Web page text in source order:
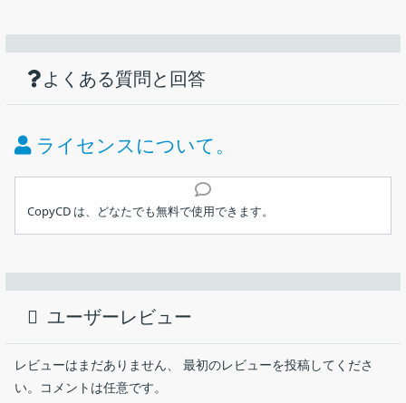
CD、DVD、BluRay のコピーを作成するツ
ール
向けのフリーソフト。CD、DVD、BluRay を ハードディスクに
にコピーしたり、ISO ファイルをディスクに書き込むことができ
ます。
CopyCD の概要
CD、DVD、BluRay をコピーし、ハードディスクに ISO ファ
イルで保存します。
できます。
DVD、BluRay ディスクに書き込みます。
CopyCd は使いやすく、広告ウェアなしで無料です。
CopyCD は、保護された映画 DVD をコピーしません。
価格：
メーカー：
最終更新日： 11か月前 (2025/09/04)
ダウンロード数：
ユーザーインターフェース
使い方
インストール
セットアップウィザードが開始したら［Next］をクリックし
ます。
よくある質問と回答
ライセンスについて。
CopyCD は、どなたでも無料で使用できます。
ユーザーレビュー
レビューはまだありません、 最初のレビューを投稿してくださ
い。コメントは任意です。